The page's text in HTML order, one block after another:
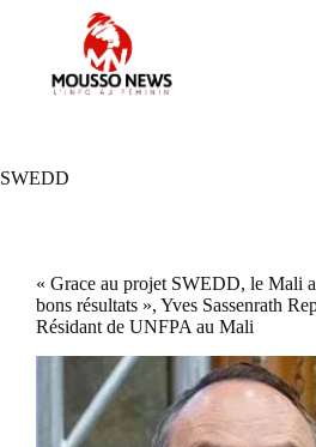
SWEDD
« Grace au projet SWEDD, le Mali
bons résultats », Yves Sassenrath
Résidant de UNFPA au Mali